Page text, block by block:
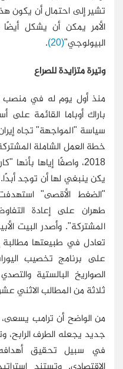
تشير إلى احتمال أن يكون
الأمر يمكن أن يشكل أيضًا
البيولوجي"(20)
.
وتيرة متزايدة للصراع
منذ أول يوم له في منصب
باراك أوباما القائمة على
سياسة "المواجهة" تجاه
2018، واصفًا إياها
يكن ينبغي لها أن توجد
"الضغط الأقصى" استهدفت
طهران على إعادة
تعادل في طبيعتها مطالبة
على برنامج تخصيب
الصواريخ البالستية
ثلاثة من المطالب الاثني
من الواضح أن ترامب
جديد يجعله الطرف الرابح،
في سبيل تحقيق
الاقتصادي. وتستند